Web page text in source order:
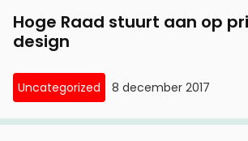
Hoge Raad stuurt aan op
design
Uncategorized 8 december 2017